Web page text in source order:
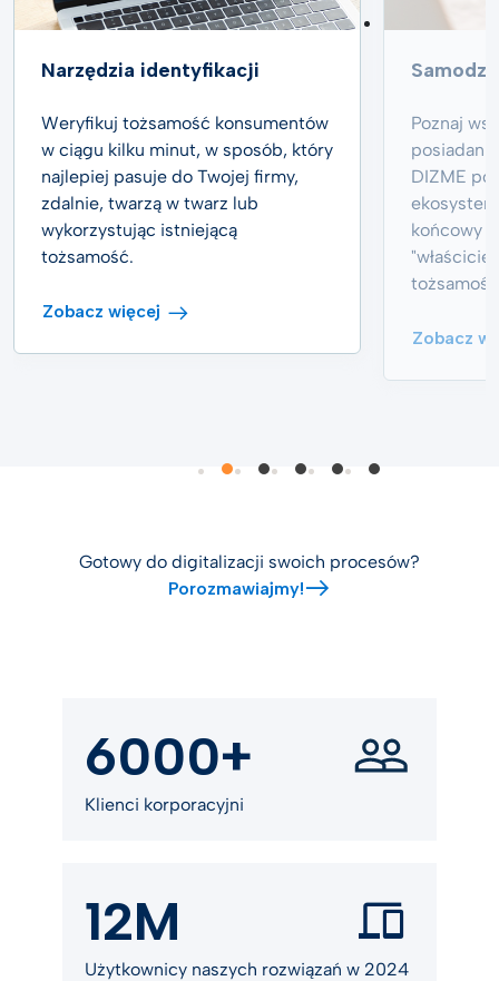
Narzędzia identyfikacji
Weryfikuj tożsamość konsumentów
w ciągu kilku minut, w sposób, który
najlepiej pasuje do Twojej firmy,
zdalnie, twarzą w twarz lub
wykorzystując istniejącą
tożsamość.
Zobacz więcej
Poznaj
DIZME
końcowy
Zobacz
Gotowy do digitalizacji swoich procesów?
Porozmawiajmy!
6000+
Klienci korporacyjni
12M
Użytkownicy naszych rozwiązań w 2024